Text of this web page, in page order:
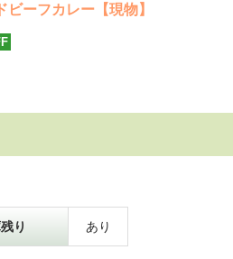
ーフカレー【現物】
り あり